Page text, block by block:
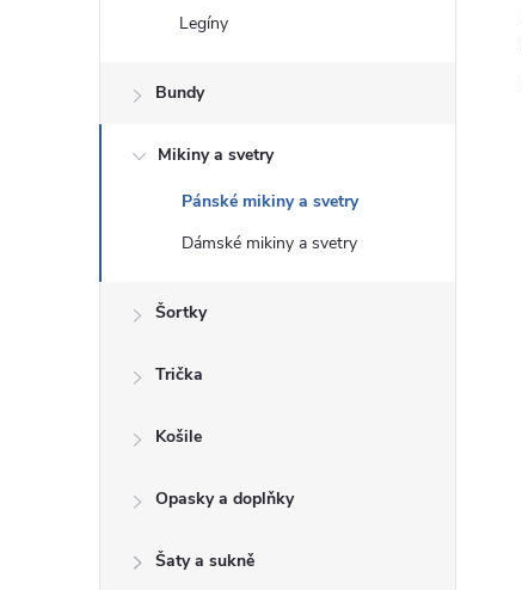
Legíny
Bundy
Mikiny a svetry
Pánské mikiny a svetry
Dámské mikiny a svetry
Šortky
Trička
Košile
Opasky a doplňky
Šaty a sukně